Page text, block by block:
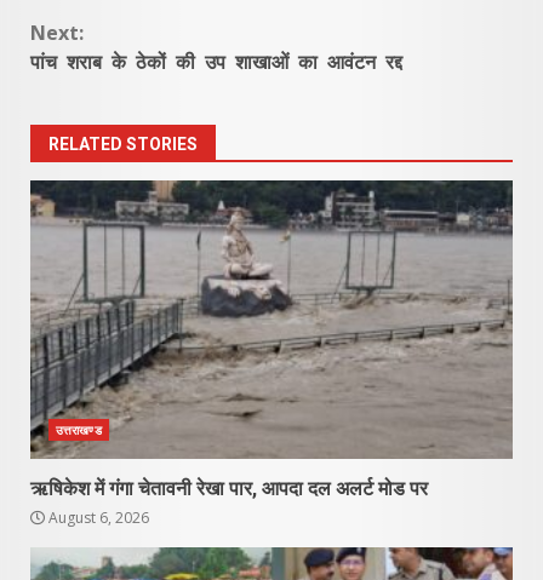
Next:
पांच शराब के ठेकों की उप शाखाओं का आवंटन रद्द
RELATED STORIES
उत्तराखण्ड
ऋषिकेश में गंगा चेतावनी रेखा पार, आपदा दल अलर्ट मोड पर
August 6, 2026